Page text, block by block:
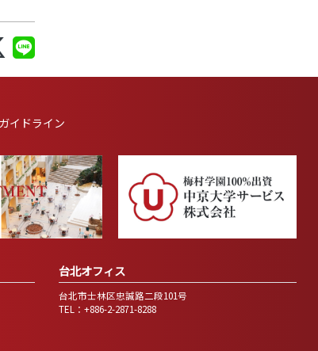
イドライン
台北オフィス
台北市士林区忠誠路二段101号
TEL：+886-2-2871-8288